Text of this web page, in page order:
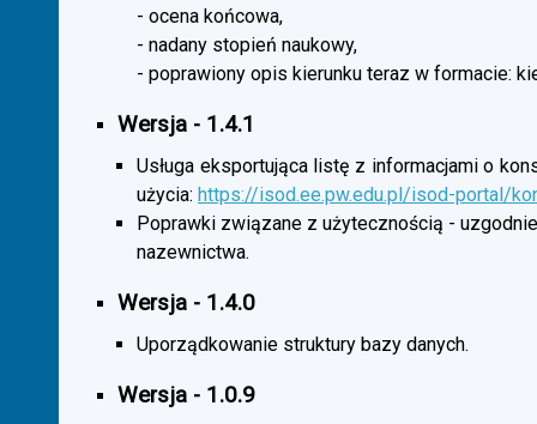
- ocena końcowa,
- nadany stopień naukowy,
- poprawiony opis kierunku teraz w formacie:
Wersja - 1.4.1
Usługa eksportująca listę z informacjami o
użycia: https://isod.ee.pw.edu.pl/isod-portal/
Poprawki związane z użytecznością -
nazewnictwa.
Wersja - 1.4.0
Uporządkowanie struktury bazy danych.
Wersja - 1.0.9